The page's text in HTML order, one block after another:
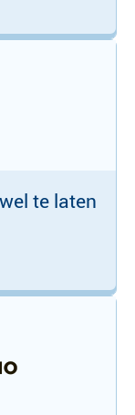
te laten